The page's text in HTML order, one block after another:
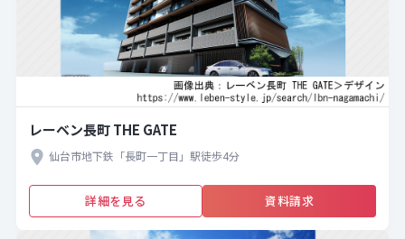
レーベン長町 THE GATE
仙台市地下鉄「長町一丁目」駅徒歩4分
詳細を見る 資料請求